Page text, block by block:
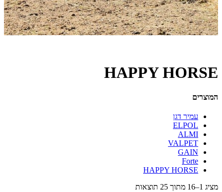
HAPPY HORSE
המוצרים
עמיר דגן
ELPOL
ALMI
VALPET
GAIN
Forte
HAPPY HORSE
מציג 1–16 מתוך 25 תוצאות